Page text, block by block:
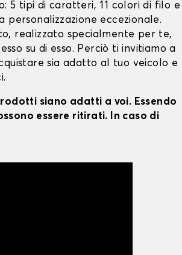
5 tipi di caratteri, 11 colori di filo e
personalizzazione eccezionale.
realizzato specialmente per te,
su di esso. Perciò ti invitiamo a
sia adatto al tuo veicolo e
siano adatti a voi. Essendo
essere ritirati. In caso di